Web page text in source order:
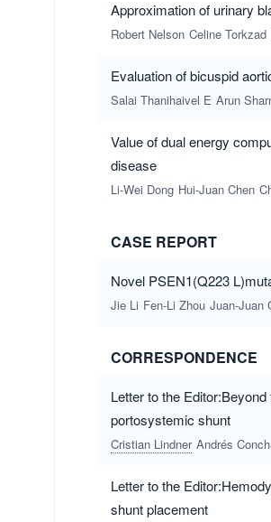
Approximation of urinary
Robert Nelson Celine Torkzad
Evaluation of bicuspid
Salai Thanihaivel E Arun
Value of dual energy
disease
Li-Wei Dong Hui-Juan Chen
CASE REPORT
Novel PSEN1(Q223
Jie Li Fen-Li Zhou Juan-Juan
CORRESPONDENCE
Letter to the
portosystemic shunt
Cristian Lindner Andrés
Letter to the
shunt placement